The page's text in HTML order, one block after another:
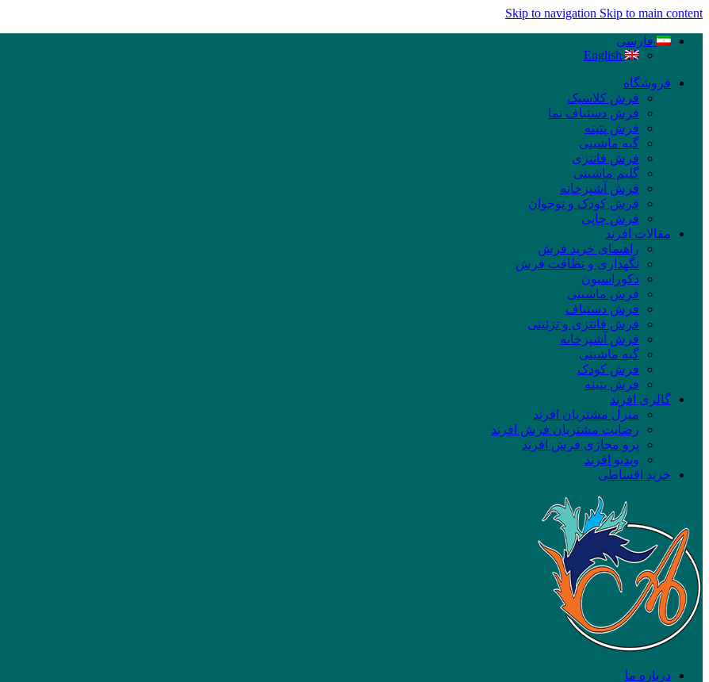
Skip to navigation Skip to main content
فارسی
English
فروشگاه
فرش کلاسیک
فرش دستباف نما
فرش پتینه
گبه ماشینی
فرش فانتزی
گلیم ماشینی
فرش آشپزخانه
فرش کودک و نوجوان
فرش چاپی
مقالات افرند
راهنمای خرید فرش
نگهداری و نظافت فرش
دکوراسیون
فرش ماشینی
فرش دستباف
فرش فانتزی و تزئینی
فرش آشپزخانه
گبه ماشینی
فرش کودک
فرش پتینه
گالری افرند
منزل مشتریان افرند
رضایت مشتریان فرش افرند
پرو مجازی فرش افرند
ویدیو افرند
خرید اقساطی
درباره ما